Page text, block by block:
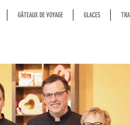
GÂTEAUX DE VOYAGE GLACES